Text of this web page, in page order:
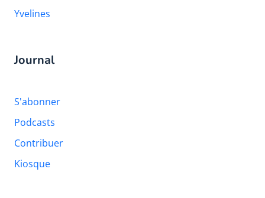
Yvelines
Journal
S'abonner
Podcasts
Contribuer
Kiosque